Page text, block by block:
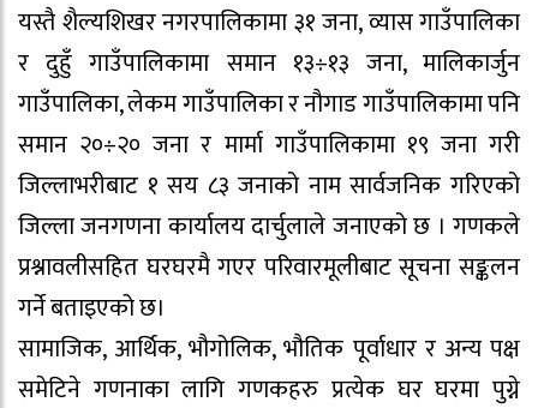
यस्तै शैल्यशिखर नगरपालिकामा ३१ जना, व्यास गाउँपालिका
र दुहुँ गाउँपालिकामा समान १३÷१३ जना, मालिकार्जुन
गाउँपालिका, लेकम गाउँपालिका र नौगाड गाउँपालिकामा पनि
समान २०÷२० जना र मार्मा गाउँपालिकामा १९ जना गरी
जिल्लाभरीबाट १ सय ८३ जनाको नाम सार्वजनिक गरिएको
जिल्ला जनगणना कार्यालय दार्चुलाले जनाएको छ । गणकले
प्रश्नावलीसहित घरघरमै गएर परिवारमूलीबाट सूचना सङ्कलन
गर्ने बताइएको छ।
सामाजिक, आर्थिक, भौगोलिक, भौतिक पूर्वाधार र अन्य पक्ष
समेटिने गणनाका लागि गणकहरु प्रत्येक घर घरमा पुग्ने